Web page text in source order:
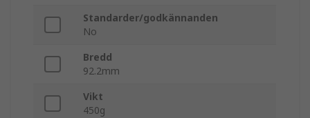
Standarder/godkännanden
No
Bredd
92.2mm
Vikt
450g